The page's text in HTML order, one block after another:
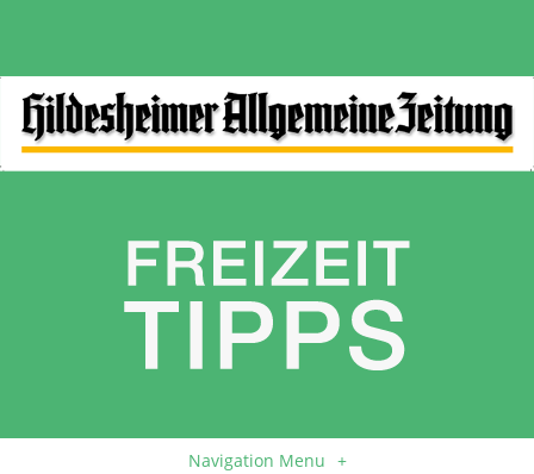
Navigation Menu +